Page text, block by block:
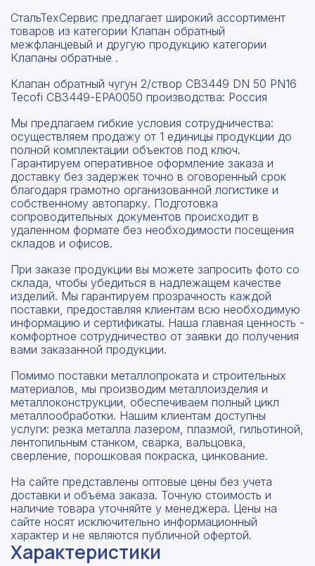
СтальТехСервис предлагает широкий ассортимент
товаров из категории Клапан обратный
межфланцевый и другую продукцию категории
Клапаны обратные .
Клапан обратный чугун 2/створ CB3449 DN 50 PN16
Tecofi CB3449-EPA0050 производства: Россия
Мы предлагаем гибкие условия сотрудничества:
осуществляем продажу от 1 единицы продукции до
полной комплектации объектов под ключ.
Гарантируем оперативное оформление заказа и
доставку без задержек точно в оговоренный срок
благодаря грамотно организованной логистике и
собственному автопарку. Подготовка
сопроводительных документов происходит в
удаленном формате без необходимости посещения
складов и офисов.
При заказе продукции вы можете запросить фото со
склада, чтобы убедиться в надлежащем качестве
изделий. Мы гарантируем прозрачность каждой
поставки, предоставляя клиентам всю необходимую
информацию и сертификаты. Наша главная ценность -
комфортное сотрудничество от заявки до получения
вами заказанной продукции.
Помимо поставки металлопроката и строительных
материалов, мы производим металлоизделия и
металлоконструкции, обеспечиваем полный цикл
металлообработки. Нашим клиентам доступны
услуги: резка металла лазером, плазмой, гильотиной,
лентопильным станком, сварка, вальцовка,
сверление, порошковая покраска, цинкование.
На сайте представлены оптовые цены без учета
доставки и объёма заказа. Точную стоимость и
наличие товара уточняйте у менеджера. Цены на
сайте носят исключительно информационный
характер и не являются публичной офертой.
Характеристики